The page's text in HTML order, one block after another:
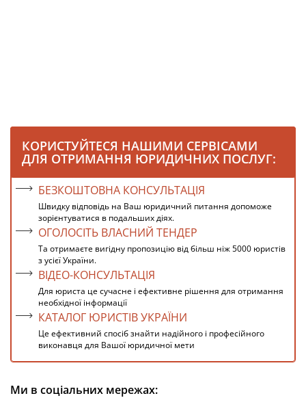
КОРИСТУЙТЕСЯ НАШИМИ СЕРВІСАМИ
ДЛЯ ОТРИМАННЯ ЮРИДИЧНИХ ПОСЛУГ:
БЕЗКОШТОВНА КОНСУЛЬТАЦІЯ
Швидку відповідь на Ваш юридичний питання допоможе
зорієнтуватися в подальших діях.
ОГОЛОСІТЬ ВЛАСНИЙ ТЕНДЕР
Та отримаєте вигідну пропозицію від більш ніж 5000 юристів
з усієї України.
ВІДЕО-КОНСУЛЬТАЦІЯ
Для юриста це сучасне і ефективне рішення для отримання
необхідної інформації
КАТАЛОГ ЮРИСТІВ УКРАЇНИ
Це ефективний спосіб знайти надійного і професійного
виконавця для Вашої юридичної мети
Ми в соціальних мережах: